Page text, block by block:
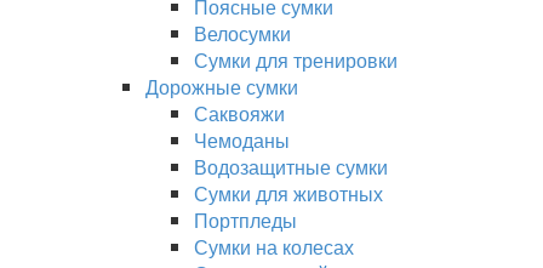
Поясные сумки
Велосумки
Сумки для тренировки
Дорожные сумки
Саквояжи
Чемоданы
Водозащитные сумки
Сумки для животных
Портпледы
Сумки на колесах